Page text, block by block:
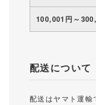
100,001円～
配送について
配送はヤマト運輸